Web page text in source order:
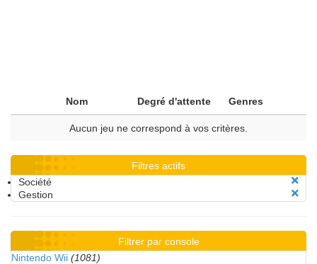
Nom Degré d'attente Genres
Aucun jeu ne correspond à vos critères.
Filtres actifs
Société
Gestion
Filtrer par console
Nintendo Wii (1081)